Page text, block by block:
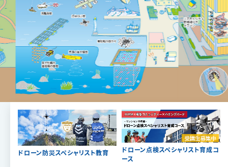
ドローン防災スペシャリスト教育
ドローン点検スペシャリスト育成コ
ース